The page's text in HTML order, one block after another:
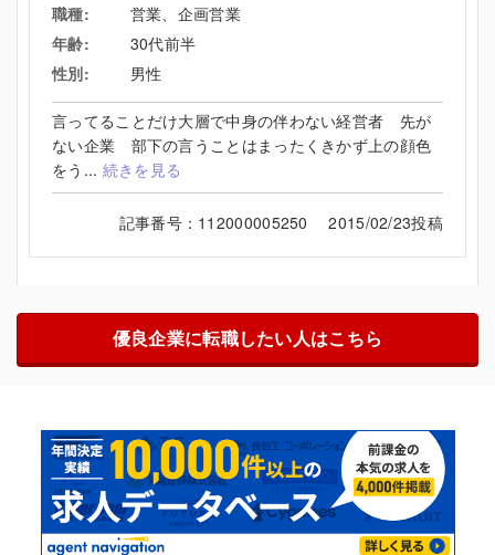
職種:
営業、企画営業
年齢:
30代前半
性別:
男性
言ってることだけ大層で中身の伴わない経営者 先が
ない企業 部下の言うことはまったくきかず上の顔色
をう... 続きを見る
記事番号：112000005250 2015/02/23投稿
優良企業に転職したい人はこちら